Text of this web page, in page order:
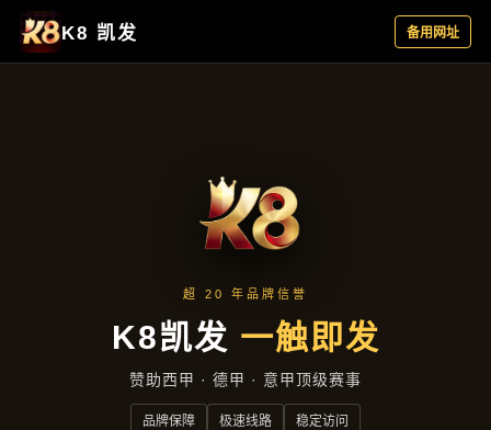
公司新闻
首页 公司新闻